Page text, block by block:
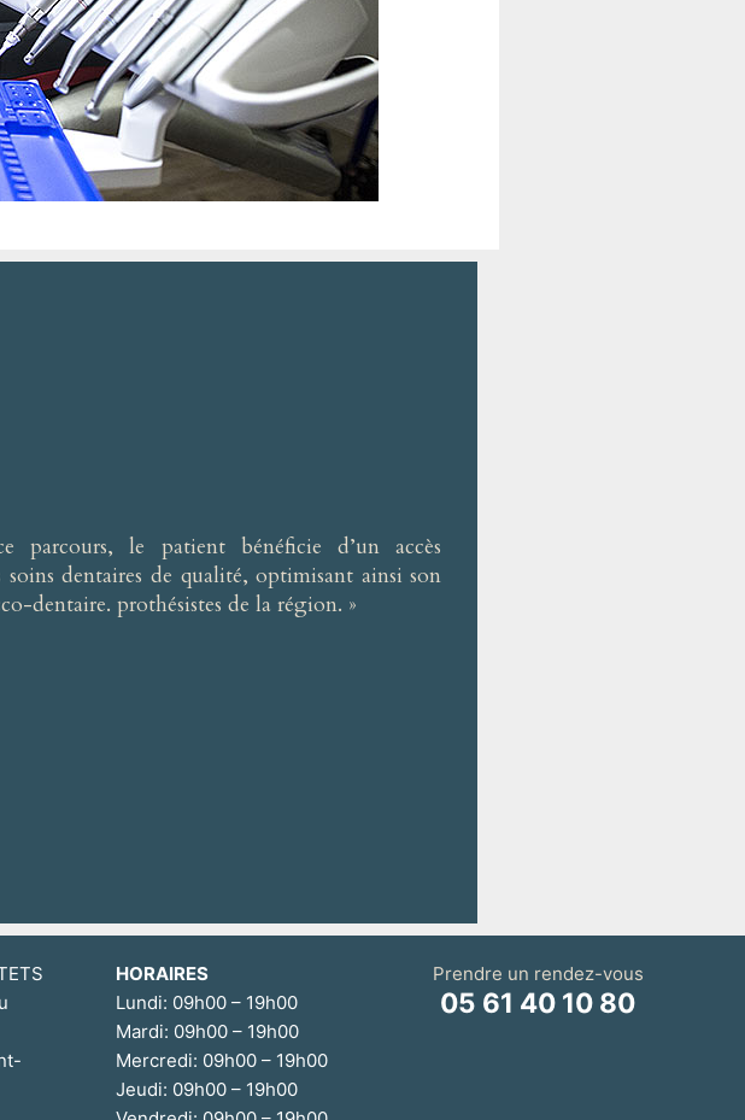
parcours, le patient bénéficie d’un accès
soins dentaires de qualité, optimisant ainsi son
dentaire. prothésistes de la région. »
HORAIRES
Lundi: 09h00 – 19h00
Mardi: 09h00 – 19h00
Mercredi: 09h00 – 19h00
Jeudi: 09h00 – 19h00
Prendre un rendez-vous
05 61 40 10 80